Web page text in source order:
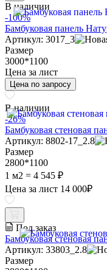
В наличии
-100%
Бамбуковая панель
Артикул: 3017_3
Размер
3000*1100
Цена за лист
Цена по запросу
В наличии
-26%
Бамбуковая стеновая
Артикул: 8802-17_2.8
Размер
2800*1100
1 м2 = 4 545 ₽
Цена за лист 14 000₽
Под заказ
Бамбуковая стеновая
Артикул: 33803_2.8
Размер